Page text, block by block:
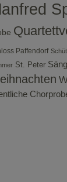
Paffendorf
St. Peter